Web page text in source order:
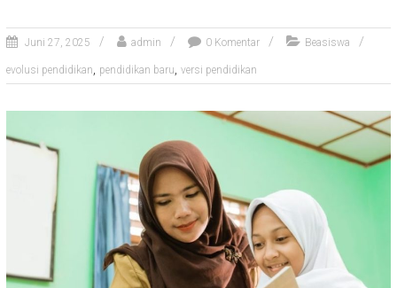
Juni 27, 2025 admin 0 Komentar Beasiswa
evolusi pendidikan, pendidikan baru, versi pendidikan